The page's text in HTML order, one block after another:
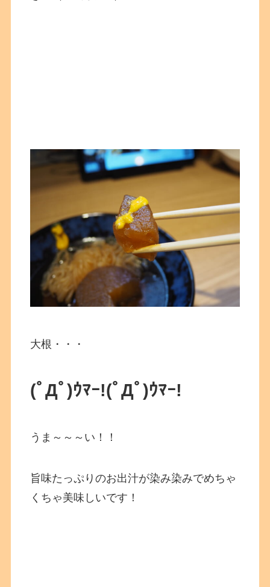
大根・・・
(ﾟДﾟ)ｳﾏｰ!(ﾟДﾟ)ｳﾏｰ!
うま～～～い！！
旨味たっぷりのお出汁が染み染みでめちゃ
くちゃ美味しいです！